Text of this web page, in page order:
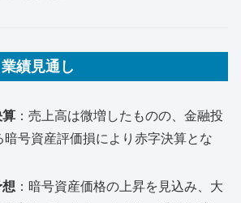
績見通し
算 ：売上高は微増したものの、金融投
暗号資産評価損により赤字決算とな
想 ：暗号資産価格の上昇を見込み、大